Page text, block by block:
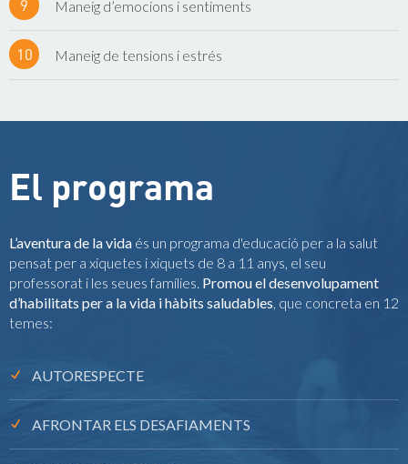
Maneig d’emocions i sentiments
Maneig de tensions i estrés
El programa
L’aventura de la vida és un programa d'educació per a la salut
pensat per a xiquetes i xiquets de 8 a 11 anys, el seu
professorat i les seues famílies. Promou el desenvolupament
d’habilitats per a la vida i hàbits saludables, que concreta en 12
temes:
AUTORESPECTE
AFRONTAR ELS DESAFIAMENTS